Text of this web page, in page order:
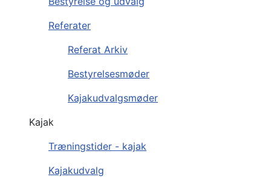
Referater
Referat Arkiv
Bestyrelsesmøder
Kajakudvalgsmøder
Kajak
Træningstider - kajak
Kajakudvalg